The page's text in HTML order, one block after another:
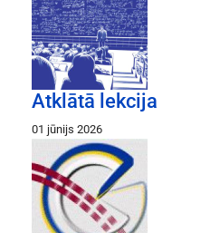
Atklātā lekcija
01 jūnijs 2026